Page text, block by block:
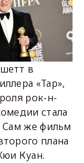
в
«Тар»,
рок-н-
стала
Сам же фильм
плана
Куан.